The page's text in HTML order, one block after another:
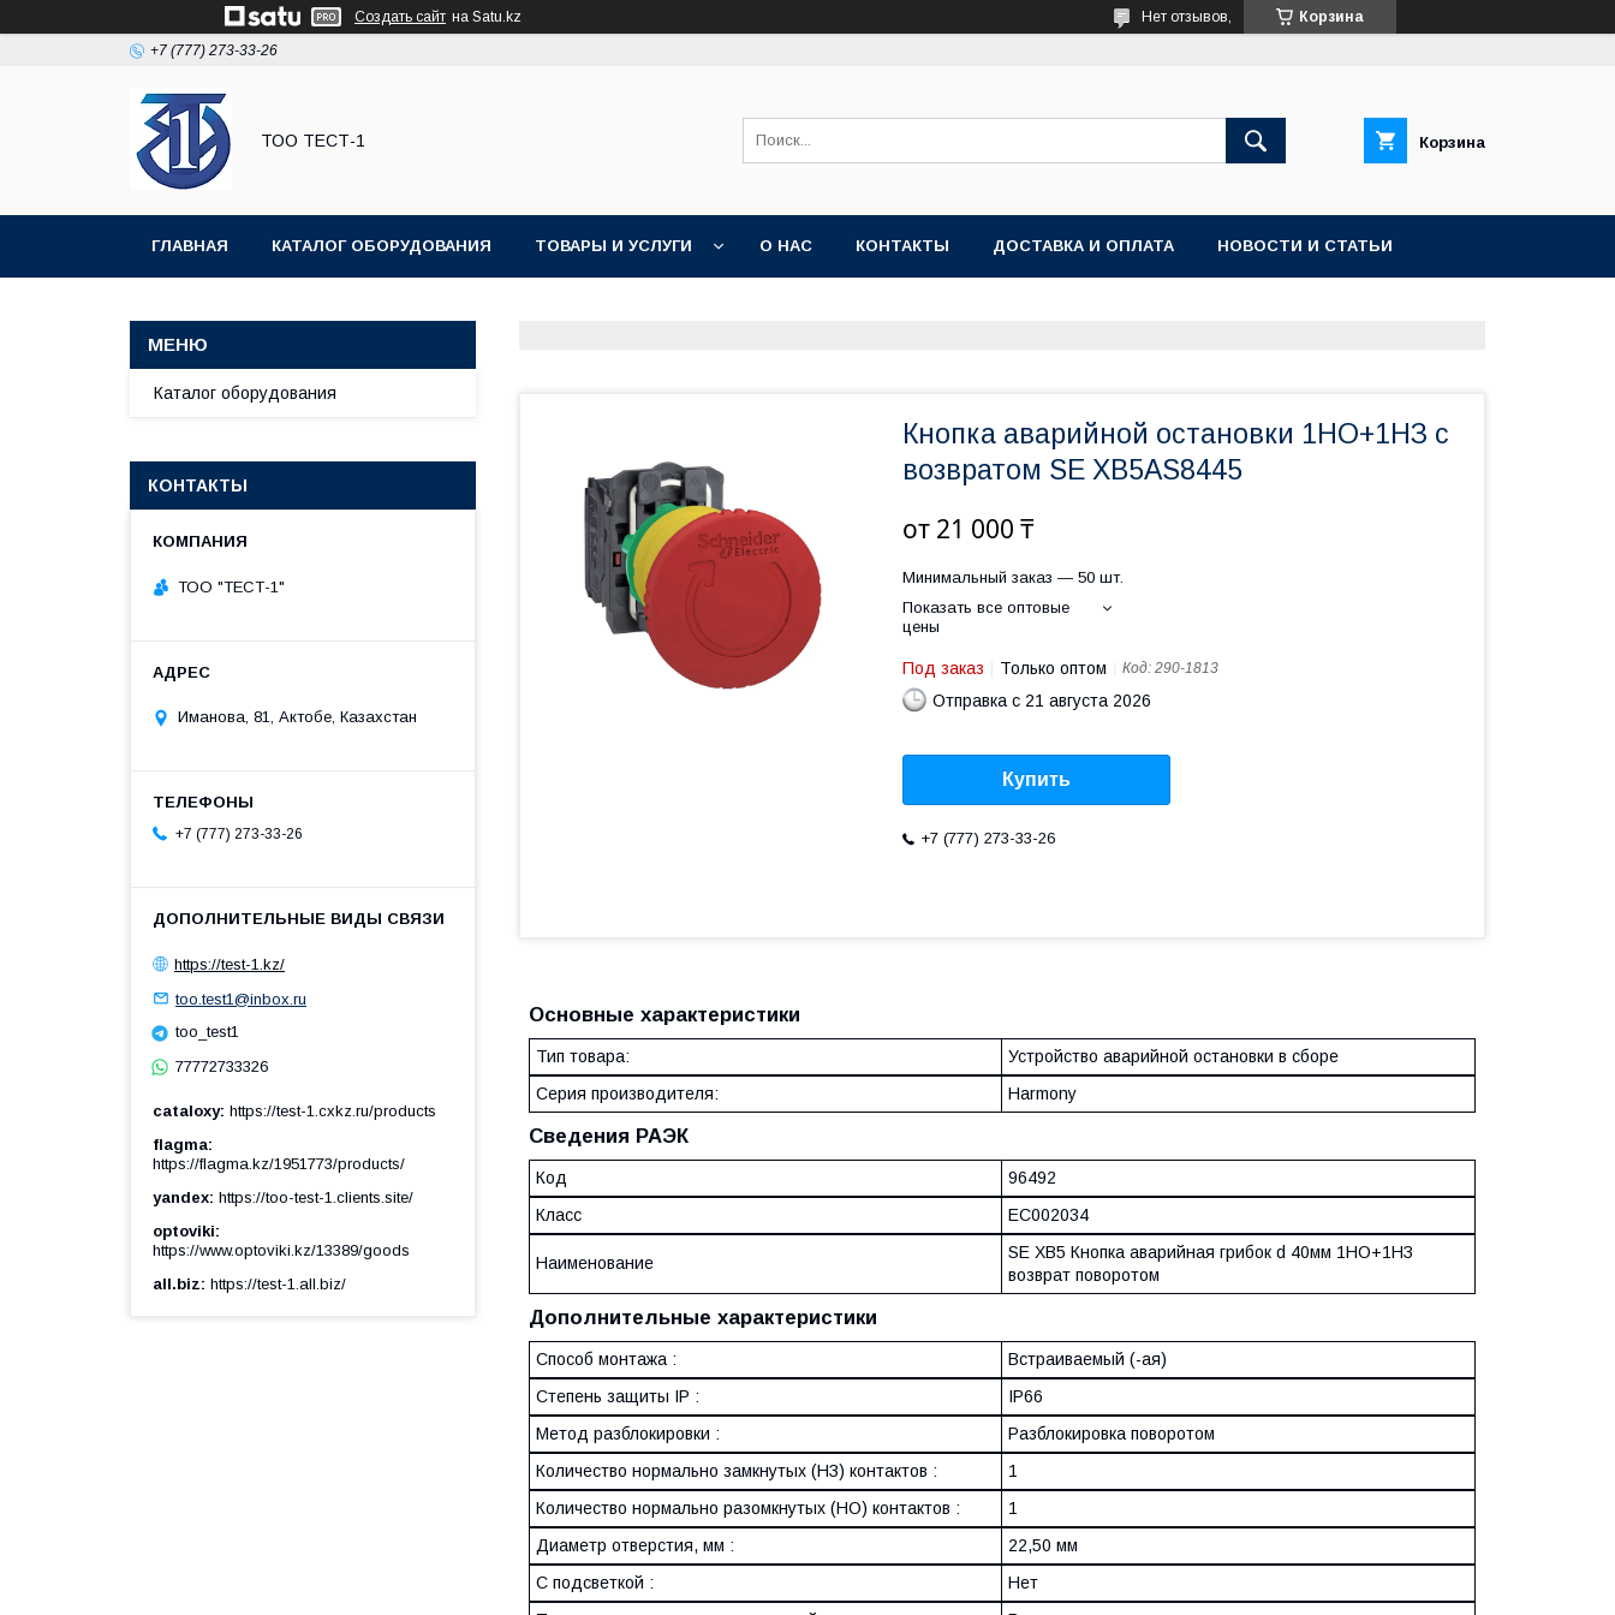
Создать сайт на Satu.kz Корзина
Нет отзывов,
+7 (777) 273-33-26
ТОО ТЕСТ-1 Корзина
ГЛАВНАЯ КАТАЛОГ ОБОРУДОВАНИЯ ТОВАРЫ И УСЛУГИ О НАС КОНТАКТЫ ДОСТАВКА И ОПЛАТА НОВОСТИ И СТАТЬИ
Кнопка аварийной остановки 1НО+1НЗ с
возвратом SE XB5AS8445
от 21 000 ₸
Минимальный заказ — 50 шт.
Показать все оптовые
цены
Под заказ Только оптом Код: 290-1813
Отправка с 21 августа 2026
Купить
+7 (777) 273-33-26
Основные характеристики
Тип товара:
Устройство аварийной остановки в сборе
Серия производителя:
Harmony
Сведения РАЭК
Код
96492
Класс
EC002034
Наименование
SE XB5 Кнопка аварийная грибок d 40мм 1НО+1НЗ
возврат поворотом
Дополнительные характеристики
Способ монтажа :
Встраиваемый (-ая)
Степень защиты IP :
IP66
Метод разблокировки :
Разблокировка поворотом
Количество нормально замкнутых (НЗ) контактов :
1
Количество нормально разомкнутых (НО) контактов :
1
Диаметр отверстия, мм :
22,50 мм
С подсветкой :
Нет
Каталог оборудования
КОНТАКТЫ
ТОО "ТЕСТ-1"
Иманова, 81, Актобе, Казахстан
+7 (777) 273-33-26
https://test-1.kz/
too.test1@inbox.ru
too_test1
77772733326
cataloxy https://test-1.cxkz.ru/products
flagma
https://flagma.kz/1951773/products/
yandex https://too-test-1.clients.site/
optoviki
https://www.optoviki.kz/13389/goods
all.biz https://test-1.all.biz/